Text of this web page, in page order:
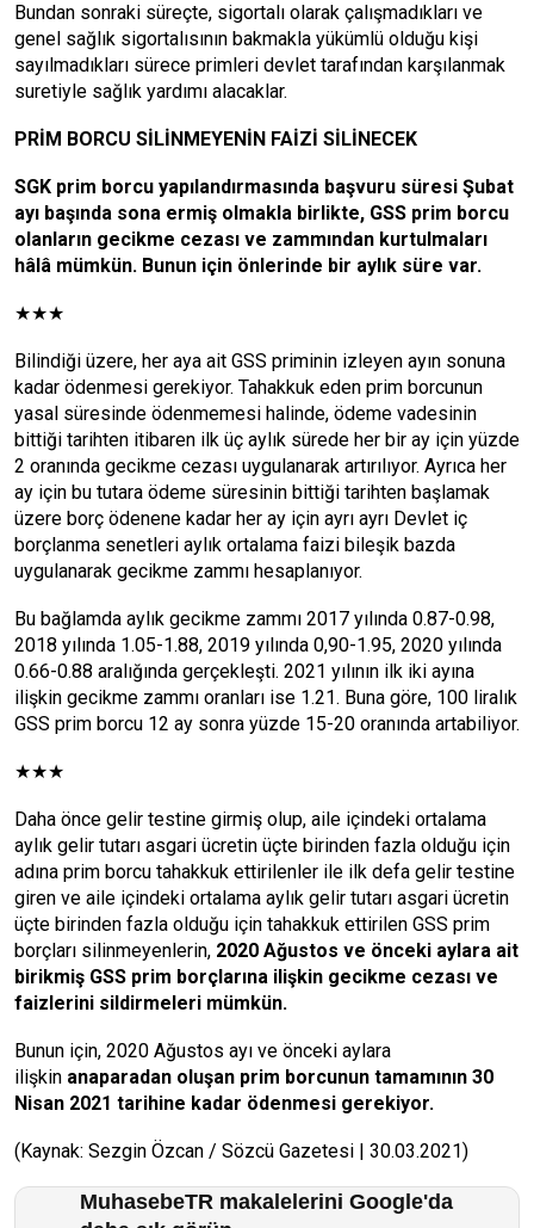
Bundan sonraki süreçte, sigortalı olarak çalışmadıkları ve
genel sağlık sigortalısının bakmakla yükümlü olduğu kişi
sayılmadıkları sürece primleri devlet tarafından karşılanmak
suretiyle sağlık yardımı alacaklar.
PRİM BORCU SİLİNMEYENİN FAİZİ SİLİNECEK
SGK prim borcu yapılandırmasında başvuru süresi Şubat
ayı başında sona ermiş olmakla birlikte, GSS prim borcu
olanların gecikme cezası ve zammından kurtulmaları
hâlâ mümkün. Bunun için önlerinde bir aylık süre var.
★★★
Bilindiği üzere, her aya ait GSS priminin izleyen ayın sonuna
kadar ödenmesi gerekiyor. Tahakkuk eden prim borcunun
yasal süresinde ödenmemesi halinde, ödeme vadesinin
bittiği tarihten itibaren ilk üç aylık sürede her bir ay için yüzde
2 oranında gecikme cezası uygulanarak artırılıyor. Ayrıca her
ay için bu tutara ödeme süresinin bittiği tarihten başlamak
üzere borç ödenene kadar her ay için ayrı ayrı Devlet iç
borçlanma senetleri aylık ortalama faizi bileşik bazda
uygulanarak gecikme zammı hesaplanıyor.
Bu bağlamda aylık gecikme zammı 2017 yılında 0.87-0.98,
2018 yılında 1.05-1.88, 2019 yılında 0,90-1.95, 2020 yılında
0.66-0.88 aralığında gerçekleşti. 2021 yılının ilk iki ayına
ilişkin gecikme zammı oranları ise 1.21. Buna göre, 100 liralık
GSS prim borcu 12 ay sonra yüzde 15-20 oranında artabiliyor.
★★★
Daha önce gelir testine girmiş olup, aile içindeki ortalama
aylık gelir tutarı asgari ücretin üçte birinden fazla olduğu için
adına prim borcu tahakkuk ettirilenler ile ilk defa gelir testine
giren ve aile içindeki ortalama aylık gelir tutarı asgari ücretin
üçte birinden fazla olduğu için tahakkuk ettirilen GSS prim
borçları silinmeyenlerin, 2020 Ağustos ve önceki aylara ait
birikmiş GSS prim borçlarına ilişkin gecikme cezası ve
faizlerini sildirmeleri mümkün.
Bunun için, 2020 Ağustos ayı ve önceki aylara
ilişkin anaparadan oluşan prim borcunun tamamının 30
Nisan 2021 tarihine kadar ödenmesi gerekiyor.
(Kaynak: Sezgin Özcan / Sözcü Gazetesi | 30.03.2021)
MuhasebeTR makalelerini Google'da